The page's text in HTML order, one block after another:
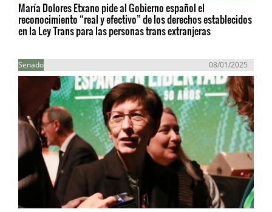
María Dolores Etxano pide al Gobierno español el
reconocimiento “real y efectivo” de los derechos establecidos
en la Ley Trans para las personas trans extranjeras
Senado 08/01/2025